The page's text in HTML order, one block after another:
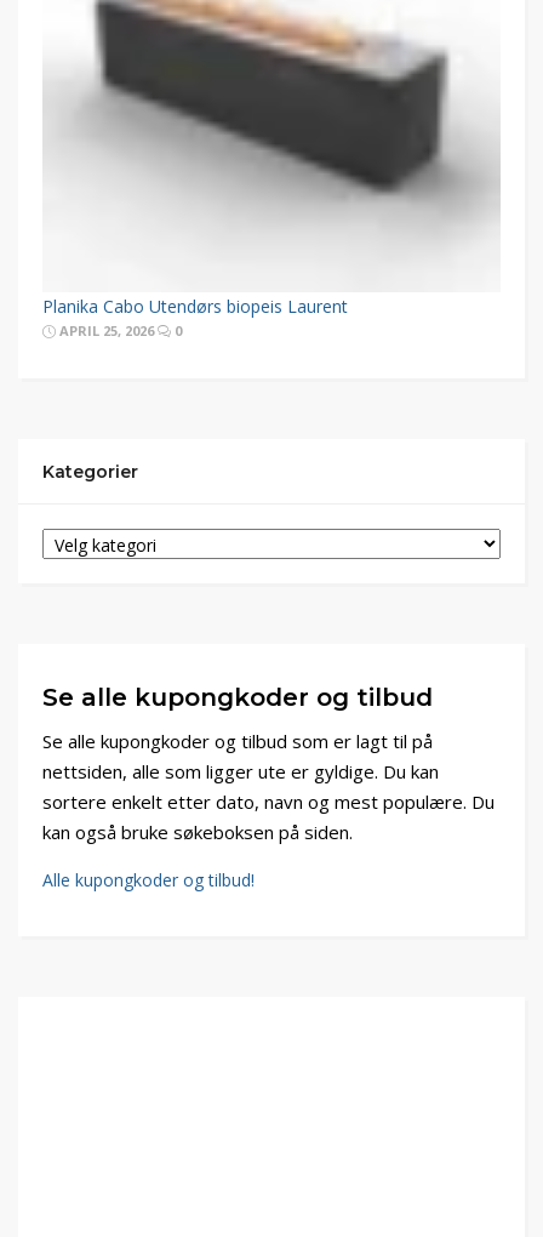
Planika Cabo Utendørs biopeis Laurent
APRIL 25, 2026 0
Kategorier
Se alle kupongkoder og tilbud
Se alle kupongkoder og tilbud som er lagt til på
nettsiden, alle som ligger ute er gyldige. Du kan
sortere enkelt etter dato, navn og mest populære. Du
kan også bruke søkeboksen på siden.
Alle kupongkoder og tilbud!